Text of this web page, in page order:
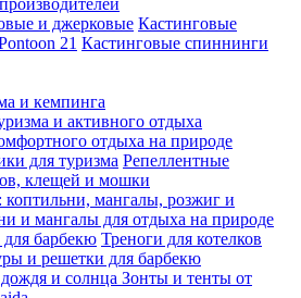
и джерковые Кастинговые
21 Кастинговые спиннинги
и кемпинга
и активного отдыха
отдыха на природе
для туризма Репеллентные
клещей и мошки
коптильни, мангалы, розжиг и
и мангалы для отдыха на природе
для барбекю Треноги для котелков
и решетки для барбекю
и солнца Зонты и тенты от